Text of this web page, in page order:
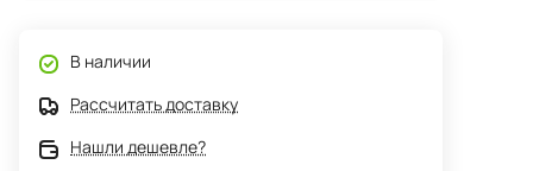
В наличии
Рассчитать доставку
Нашли дешевле?